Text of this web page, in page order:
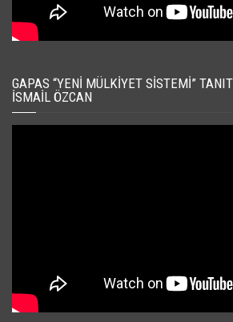
GAPAS “YENI MÜLKIYET SISTEMI”
İSMAIL ÖZCAN